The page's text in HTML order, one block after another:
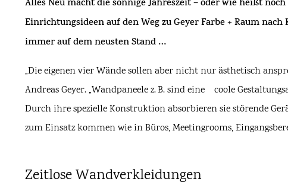
Alles Neu macht die sonnige Jahreszeit – oder wie heißt
Einrichtungsideen auf den Weg zuGeyer Farbe + Raumnach
immer auf dem neusten Stand …
„Die eigenen vier Wände sollen aber nicht nur ästhetisch
Andreas Geyer. „Wandpaneele z. B. sind eine ­ coole
Durch ihre spezielle Konstruktion absorbieren sie störende
zum Einsatz kommen wie in Büros, Meetingrooms,
Zeitlose Wandverkleidungen